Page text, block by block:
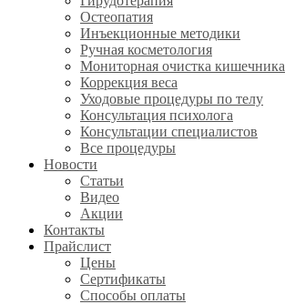
Остеопатия
Инъекционные методики
Ручная косметология
Мониторная очистка кишечника
Коррекция веса
Уходовые процедуры по телу
Консультация психолога
Консультации специалистов
Все процедуры
Новости
Статьи
Видео
Акции
Контакты
Прайслист
Цены
Сертификаты
Способы оплаты